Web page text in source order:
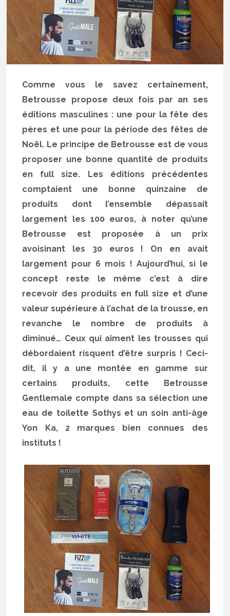
Comme vous le savez certainement,
Betrousse propose deux fois par an ses
éditions masculines : une pour la fête des
pères et une pour la période des fêtes de
Noël. Le principe de Betrousse est de vous
proposer une bonne quantité de produits
en full size. Les éditions précédentes
comptaient une bonne quinzaine de
produits dont l’ensemble dépassait
largement les 100 euros, à noter qu’une
Betrousse est proposée à un prix
avoisinant les 30 euros ! On en avait
largement pour 6 mois ! Aujourd’hui, si le
concept reste le même c’est à dire
recevoir des produits en full size et d’une
valeur supérieure à l’achat de la trousse, en
revanche le nombre de produits à
diminué… Ceux qui aiment les trousses qui
débordaient risquent d’être surpris ! Ceci-
dit, il y a une montée en gamme sur
certains produits, cette Betrousse
Gentlemale compte dans sa sélection une
eau de toilette Sothys et un soin anti-âge
Yon Ka, 2 marques bien connues des
instituts !